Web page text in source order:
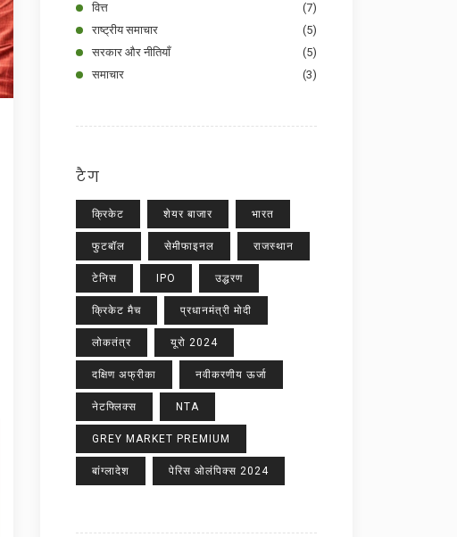
वित्त
(7)
राष्ट्रीय समाचार
(5)
सरकार और नीतियाँ
(5)
समाचार
(3)
टैग
क्रिकेट शेयर बाजार भारत
फुटबॉल सेमीफाइनल राजस्थान
टेनिस IPO उद्धरण
क्रिकेट मैच प्रधानमंत्री मोदी
लोकतंत्र यूरो 2024
दक्षिण अफ्रीका नवीकरणीय ऊर्जा
नेटफ्लिक्स NTA
GREY MARKET PREMIUM
बांग्लादेश पेरिस ओलंपिक्स 2024